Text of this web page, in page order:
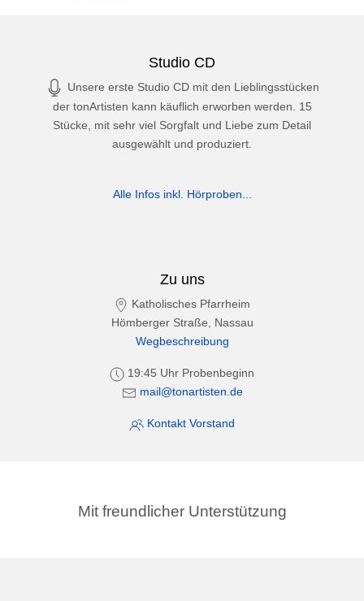
Studio CD
Unsere erste Studio CD mit den Lieblingsstücken
der tonArtisten kann käuflich erworben werden. 15
Stücke, mit sehr viel Sorgfalt und Liebe zum Detail
ausgewählt und produziert.
Alle Infos inkl. Hörproben...
Zu uns
Katholisches Pfarrheim
Hömberger Straße, Nassau
Wegbeschreibung
19:45 Uhr Probenbeginn
mail@tonartisten.de
Kontakt Vorstand
Mit freundlicher Unterstützung